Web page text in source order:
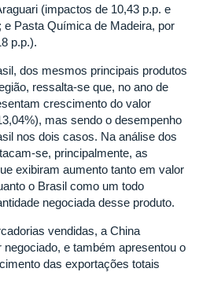
(impactos de 10,43 p.p. e
Pasta Química de Madeira, por
p.p.).
dos mesmos principais produtos
ressalta-se que, no ano de
crescimento do valor
mas sendo o desempenho
nos dois casos. Na análise dos
se, principalmente, as
exibiram aumento tanto em valor
o Brasil como um todo
negociada desse produto.
vendidas, a China
e também apresentou o
das exportações totais